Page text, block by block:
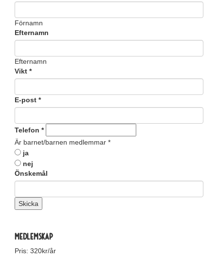
Förnamn
Efternamn
Efternamn
Vikt *
E-post *
Telefon *
Är barnet/barnen medlemmar *
ja
nej
Önskemål
Skicka
MEDLEMSKAP
Pris: 320kr/år